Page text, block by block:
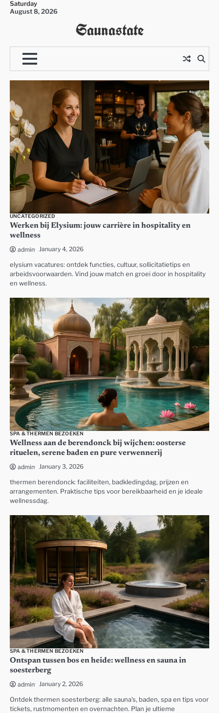
SkipSaturday
August 8, 2026
Saunastate
UNCATEGORIZED
Werken bij Elysium: jouw carrière in hospitality en
wellness
admin January 4, 2026
elysium vacatures: ontdek functies, cultuur, sollicitatietips en
arbeidsvoorwaarden. Vind jouw match en groei door in hospitality
en wellness.
SPA & THERMEN BEZOEKEN
Wellness aan de berendonck bij wijchen: oosterse
rituelen, serene baden en pure verwennerij
admin January 3, 2026
thermen berendonck: faciliteiten, badkledingdag, prijzen en
arrangementen. Praktische tips voor bereikbaarheid en je ideale
wellnessdag.
SPA & THERMEN BEZOEKEN
Ontspan tussen bos en heide: wellness en sauna in
soesterberg
admin January 2, 2026
Ontdek thermen soesterberg: alle sauna’s, baden, spa en tips voor
tickets, rustmomenten en overnachten. Plan je ultieme